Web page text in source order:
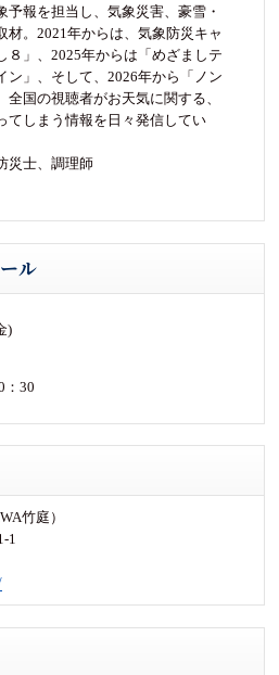
予報を担当し、気象災害、豪雪・
材。2021年からは、気象防災キャ
８」、2025年からは「めざましテ
ン」、そして、2026年から「ノン
全国の視聴者がお天気に関する、
てしまう情報を日々発信してい
災士、調理師
ル
)
30
竹庭）
1